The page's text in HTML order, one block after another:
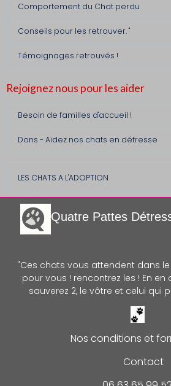
Comportement du Chat perdu
Conseils pour les retrouver. "
Témoignages retrouvés !
Rejoignez nous pour les aider
Besoin de familles d'accueil !
Dons - Aidez nos chats en détresse
LES CHATS A L'ADOPTION
Quatre Pattes Détre
"Ces chats vous attendent dans le
pour vous ! rencontrez les ! En
sauverez 2, le vôtre et celui qui
Nos conditions et
Contact